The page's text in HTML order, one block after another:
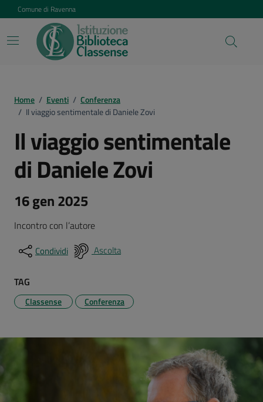
Vai ai contenuti
Vai al footer
Comune di Ravenna
Home / Eventi / Conferenza
/ Il viaggio sentimentale di Daniele Zovi
Il viaggio sentimentale
di Daniele Zovi
16 gen 2025
Incontro con l’autore
Condividi Ascolta
TAG
Classense Conferenza